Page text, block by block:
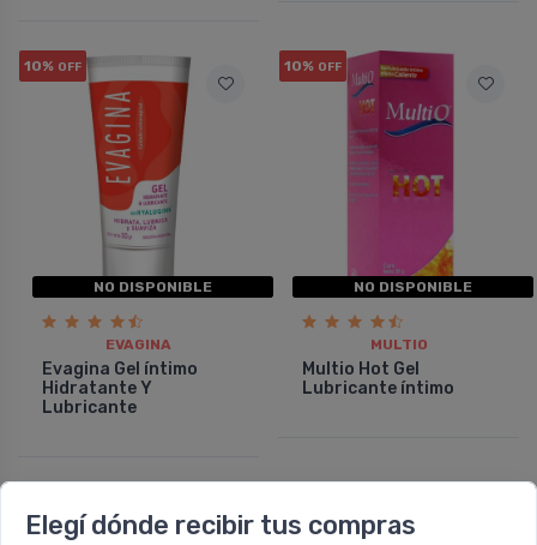
Elegí dónde recibir tus compras
10% OFF
NO DISPONIBLE
EVAGINA
Evagina Gel íntimo
Hidratante Y
Lubricante
10% OFF
NO DISPONIBLE
MULTIO
Multio Hot Gel
Lubricante í­ntimo